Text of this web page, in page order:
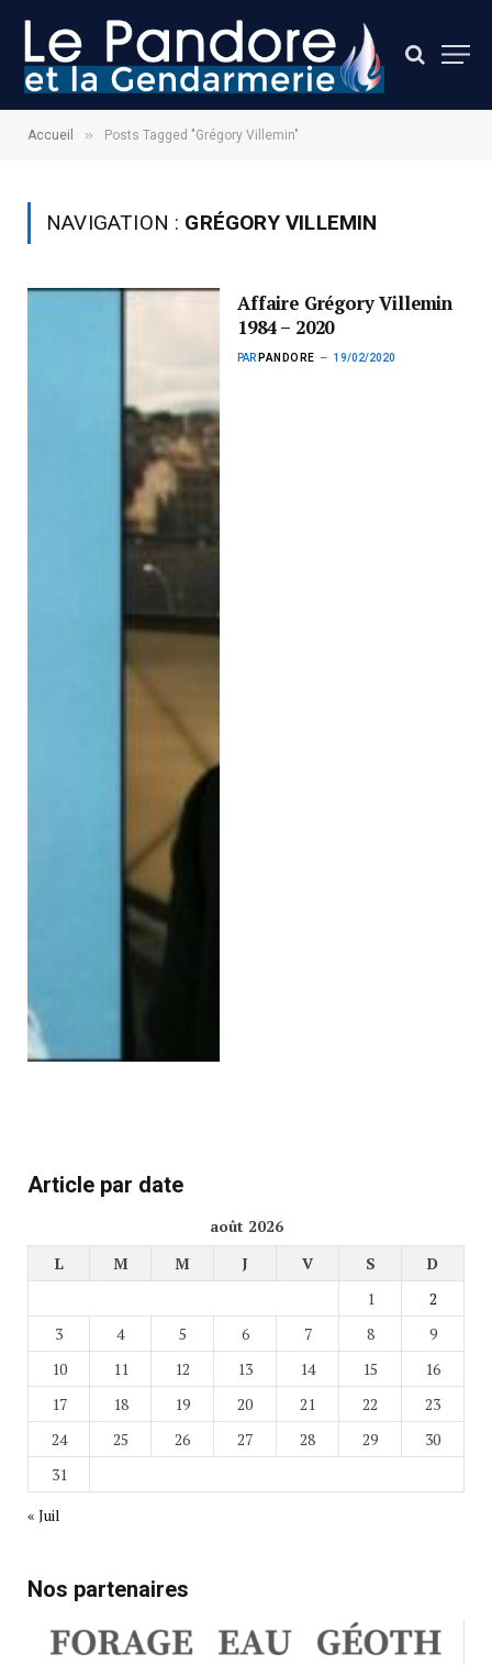
Accueil » Posts Tagged "Grégory Villemin"
NAVIGATION : GRÉGORY VILLEMIN
Affaire Grégory Villemin
1984 – 2020
PAR PANDORE 19/02/2020
Article par date
août 2026
L
M M J V S
D
1
2
3
4 5 6 7 8
9
10
11 12 13 14 15
16
17
18 19 20 21 22
23
24
25 26 27 28 29
30
31
« Juil
Nos partenaires